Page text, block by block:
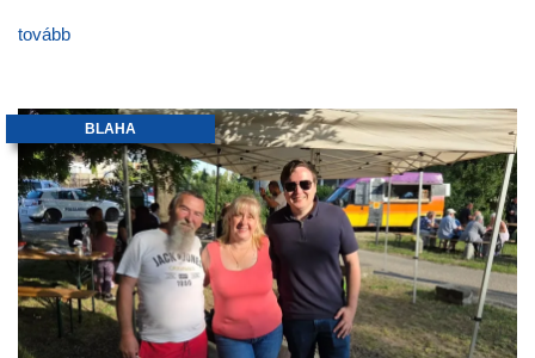
tovább
BLAHA